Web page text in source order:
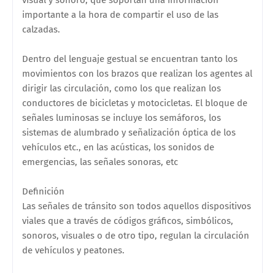
importante a la hora de compartir el uso de las
calzadas.
Dentro del lenguaje gestual se encuentran tanto los
movimientos con los brazos que realizan los agentes al
dirigir las circulación, como los que realizan los
conductores de bicicletas y motocicletas. El bloque de
señales luminosas se incluye los semáforos, los
sistemas de alumbrado y señalización óptica de los
vehículos etc., en las acústicas, los sonidos de
emergencias, las señales sonoras, etc
Definición
Las señales de tránsito son todos aquellos dispositivos
viales que a través de códigos gráficos, simbólicos,
sonoros, visuales o de otro tipo, regulan la circulación
de vehículos y peatones.